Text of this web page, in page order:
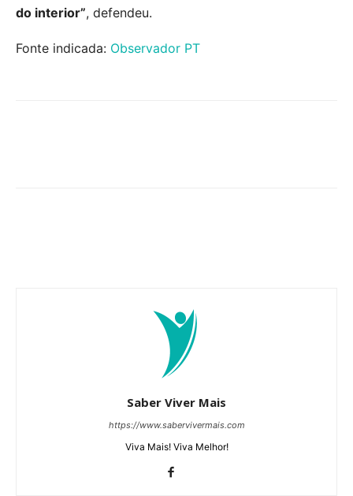
do interior”, defendeu.
Fonte indicada: Observador PT
Saber Viver Mais
https://www.sabervivermais.com
Viva Mais! Viva Melhor!